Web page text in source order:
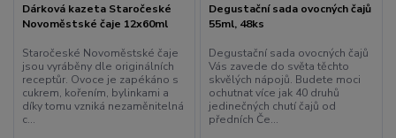
Dárková kazeta Staročeské
Novoměstské čaje 12x60ml
Staročeské Novoměstské čaje
jsou vyráběny dle originálních
receptůr. Ovoce je zapékáno s
cukrem, kořením, bylinkami a
díky tomu vzniká nezaměnitelná
c...
Degustační sada ovocných čajů
55ml, 48ks
Degustační sada ovocných čajů
Vás zavede do světa těchto
skvělých nápojů. Budete moci
ochutnat více jak 40 druhů
jedinečných chutí čajů od
předních Če...